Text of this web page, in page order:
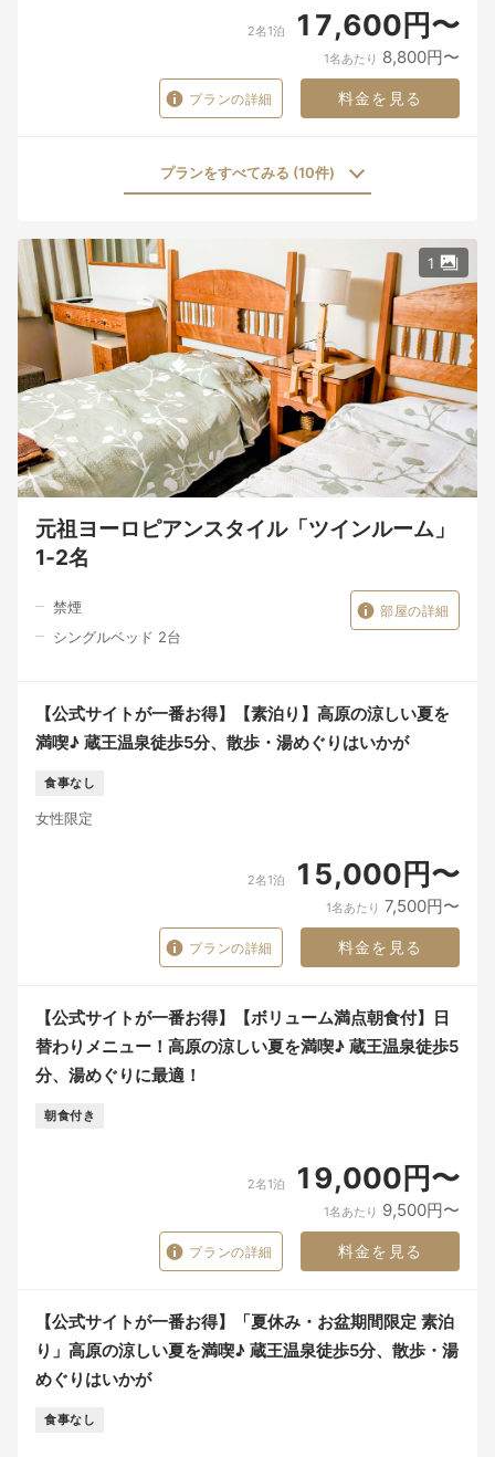
2名1泊 17,600円〜
1名あたり 8,800円〜
プランの詳細 料金を見る
プランをすべてみる (10件)
1
元祖ヨーロピアンスタイル「ツインルーム」
1‐2名
禁煙
シングルベッド 2台
部屋の詳細
【公式サイトが一番お得】【素泊り】高原の涼しい夏を
満喫♪ 蔵王温泉徒歩5分、散歩・湯めぐりはいかが
食事なし
女性限定
2名1泊 15,000円〜
1名あたり 7,500円〜
プランの詳細 料金を見る
【公式サイトが一番お得】【ボリューム満点朝食付】日
替わりメニュー！高原の涼しい夏を満喫♪ 蔵王温泉徒歩5
分、湯めぐりに最適！
朝食付き
2名1泊 19,000円〜
1名あたり 9,500円〜
プランの詳細 料金を見る
【公式サイトが一番お得】「夏休み・お盆期間限定 素泊
り」高原の涼しい夏を満喫♪ 蔵王温泉徒歩5分、散歩・湯
めぐりはいかが
食事なし